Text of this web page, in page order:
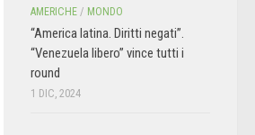
AMERICHE / MONDO
“America latina. Diritti negati”.
“Venezuela libero” vince tutti i
round
1 DIC, 2024